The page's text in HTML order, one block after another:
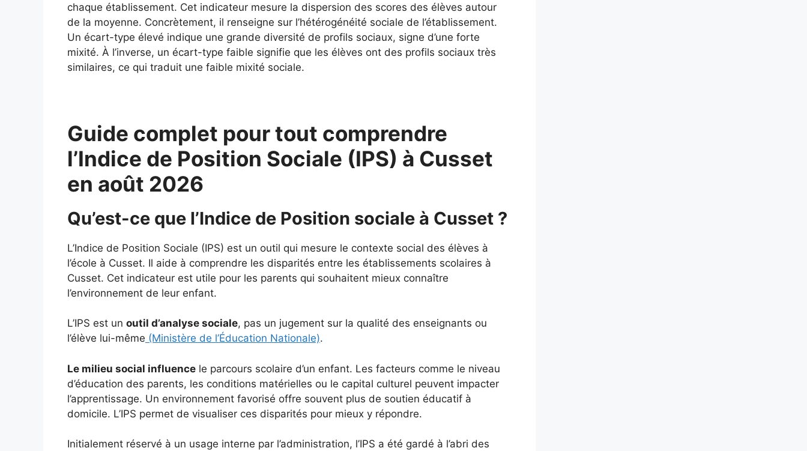
chaque établissement. Cet indicateur mesure la dispersion des scores des élèves autour
de la moyenne. Concrètement, il renseigne sur l’hétérogénéité sociale de l’établissement.
Un écart-type élevé indique une grande diversité de profils sociaux, signe d’une forte
mixité. À l’inverse, un écart-type faible signifie que les élèves ont des profils sociaux très
similaires, ce qui traduit une faible mixité sociale.
Guide complet pour tout comprendre
l’Indice de Position Sociale (IPS) à Cusset
en août 2026
Qu’est-ce que l’Indice de Position sociale à Cusset ?
L’Indice de Position Sociale (IPS) est un outil qui mesure le contexte social des élèves à
l’école à Cusset. Il aide à comprendre les disparités entre les établissements scolaires à
Cusset. Cet indicateur est utile pour les parents qui souhaitent mieux connaître
l’environnement de leur enfant.
L’IPS est un outil d’analyse sociale, pas un jugement sur la qualité des enseignants ou
l’élève lui-même (Ministère de l’Éducation Nationale).
Le milieu social influence le parcours scolaire d’un enfant. Les facteurs comme le niveau
d’éducation des parents, les conditions matérielles ou le capital culturel peuvent impacter
l’apprentissage. Un environnement favorisé offre souvent plus de soutien éducatif à
domicile. L’IPS permet de visualiser ces disparités pour mieux y répondre.
Initialement réservé à un usage interne par l’administration, l’IPS a été gardé à l’abri des